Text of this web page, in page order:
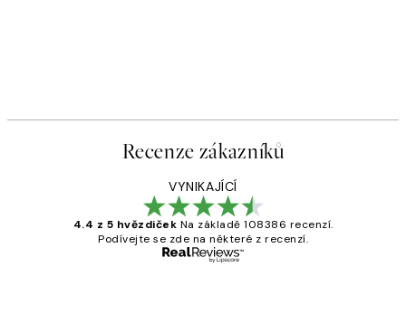
Recenze zákazníků
VYNIKAJÍCÍ
4.4 z 5 hvězdiček Na základě 108386 recenzí.
Podívejte se zde na některé z recenzí.